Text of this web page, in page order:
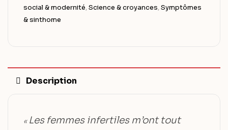
social & modernité,Science & croyances,Symptômes
& sinthome
Description
« Les femmes infertiles m’ont tout